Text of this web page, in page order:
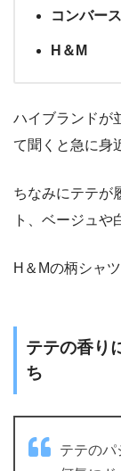
コンバース
H＆M
ハイブランドが
て聞くと急に身
ちなみにテテが
ト、ベージュや
H＆Mの柄シャ
テテの香り
ち
テテのパ